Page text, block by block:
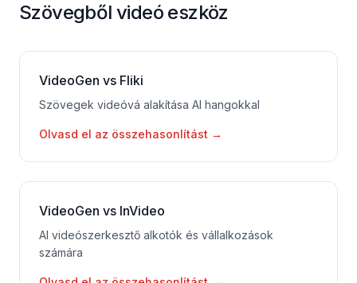
Szövegből videó eszköz
VideoGen vs Fliki
Szövegek videóvá alakítása AI hangokkal
Olvasd el az összehasonlítást →
VideoGen vs InVideo
AI videószerkesztő alkotók és vállalkozások
számára